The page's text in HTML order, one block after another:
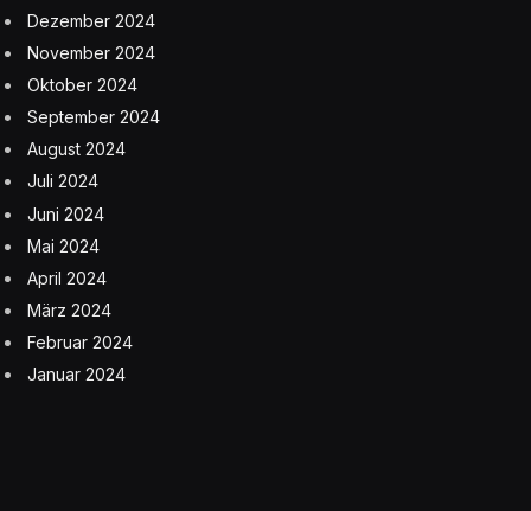
Dezember 2024
November 2024
Oktober 2024
September 2024
August 2024
Juli 2024
Juni 2024
Mai 2024
April 2024
März 2024
Februar 2024
Januar 2024